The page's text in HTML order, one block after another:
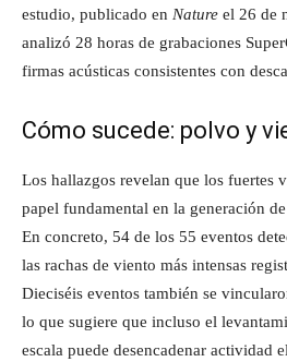
estudio, publicado en Nature el 26 de
analizó 28 horas de grabaciones
firmas acústicas consistentes con
Cómo sucede: polvo y
Los hallazgos revelan que los fuertes
papel fundamental en la generación
En concreto, 54 de los 55 eventos
las rachas de viento más intensas
Dieciséis eventos también se
lo que sugiere que incluso el
escala puede desencadenar actividad